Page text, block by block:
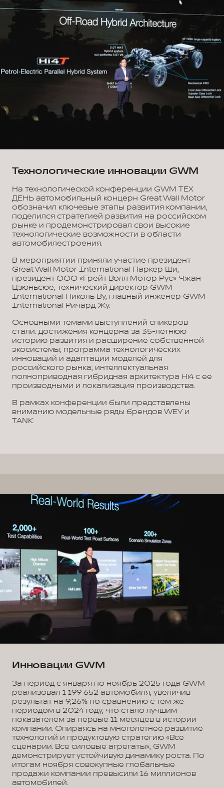
Технологические инновации GWM
На технологической конференции GWM ТЕХ
ДЕНЬ автомобильный концерн Great Wall Motor
обозначил ключевые этапы развития компании,
поделился стратегией развития на российском
рынке и продемонстрировал свои высокие
технологические возможности в области
автомобилестроения.
В мероприятии приняли участие президент
Great Wall Motor International Паркер Ши,
президент ООО «Грейт Волл Мотор Рус» Чжан
Цзюньсюе, технический директор GWM
International Николь Ву, главный инженер GWM
International Ричард Жу.
Основными темами выступлений спикеров
стали: достижения концерна за 35-летнюю
историю развития и расширение собственной
экосистемы; программа технологических
инноваций и адаптации моделей для
российского рынка; интеллектуальная
полноприводная гибридная архитектура Hi4 с ее
производными и локализация производства.
В рамках конференции были представлены
вниманию модельные ряды брендов WEY и
TANK.
Инновации GWM
За период с января по ноябрь 2025 года GWM
реализовал 1 199 652 автомобиля, увеличив
результат на 9,26% по сравнению с тем же
периодом в 2024 году, что стало лучшим
показателем за первые 11 месяцев в истории
компании. Опираясь на многолетнее развитие
технологий и продуктовую стратегию «Все
сценарии. Все силовые агрегаты», GWM
демонстрирует устойчивую динамику роста. По
итогам ноября совокупные глобальные
продажи компании превысили 16 миллионов
автомобилей.